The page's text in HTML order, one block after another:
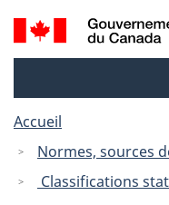
Recherche
et
Accueil
Normes, sources
Classifications